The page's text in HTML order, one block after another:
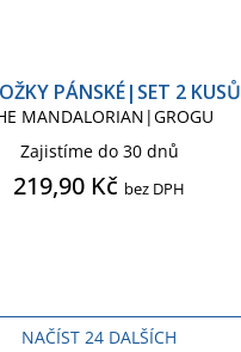
PÁNSKÉ|SET 2 KUSŮ
MANDALORIAN|GROGU
Zajistíme do 30 dnů
219,90 Kč bez DPH
NAČÍST 24 DALŠÍCH